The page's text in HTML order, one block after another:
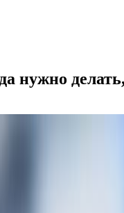
нужно